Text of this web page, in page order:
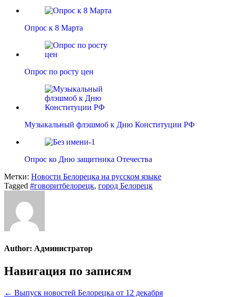
Опрос к 8 Марта
Опрос по росту цен
Музыкальный флэшмоб к Дню Конституции РФ
Опрос ко Дню защитника Отечества
Метки: Новости Белорецка на русском языке
Tagged #говоритбелорецк, город Белорецк
Author: Администратор
Навигация по записям
← Выпуск новостей Белорецка от 12 декабря